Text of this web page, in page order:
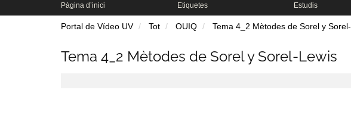
Pàgina d’inici Etiquetes Estudis
Portal de Vídeo UV Tot OUIQ Tema 4_2 Mètodes de Sorel y
Tema 4_2 Mètodes de Sorel y Sorel-Lewis